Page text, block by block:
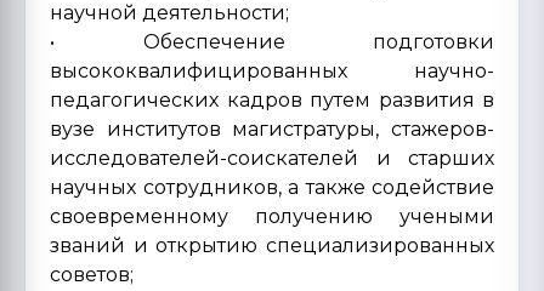
научной деятельности;
• Обеспечение подготовки
высококвалифицированных научно-
педагогических кадров путем развития в
вузе институтов магистратуры, стажеров-
исследователей-соискателей и старших
научных сотрудников, а также содействие
своевременному получению учеными
званий и открытию специализированных
советов;